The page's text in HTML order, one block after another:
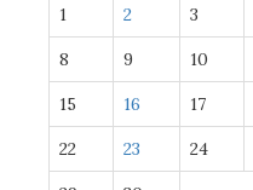
1 2 3
8 9 10
15 16 17
22 23 24